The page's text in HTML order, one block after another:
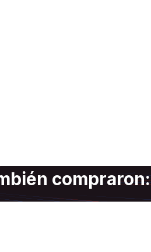
compraron: